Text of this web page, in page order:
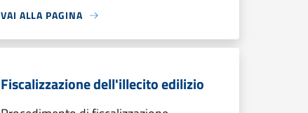
VAI ALLA PAGINA
Fiscalizzazione dell'illecito edilizio